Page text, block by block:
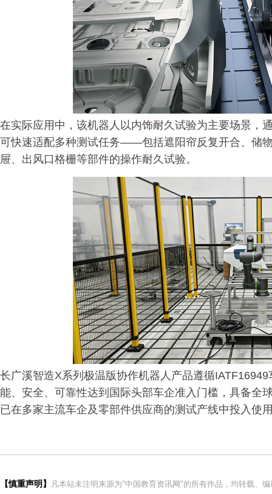
在实际应用中，该机器人以内饰耐久试验为主要场景，
可快速适配多种测试任务——包括遮阳帘反复开合、储
屉、出风口格栅等部件的操作耐久试验。
长广溪智造X系列极温版协作机器人产品遵循
能、安全、可靠性达到国际头部车企准入门槛，具备全
已在多家主流车企及零部件供应商的测试产线中投入使
【慎重声明】
凡本站未注明来源为"中国教育资讯网"的所有作品，均转载、